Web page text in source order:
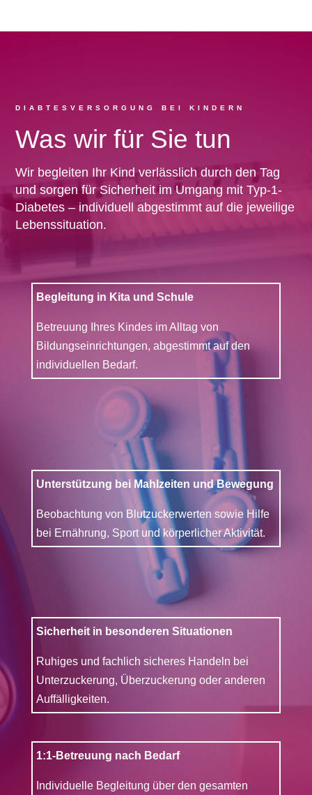
DIABTESVERSORGUNG BEI KINDERN
Was wir für Sie tun
Wir begleiten Ihr Kind verlässlich durch den Tag
und sorgen für Sicherheit im Umgang mit Typ-1-
Diabetes – individuell abgestimmt auf die jeweilige
Lebenssituation.
Begleitung in Kita und Schule
Betreuung Ihres Kindes im Alltag von
Bildungseinrichtungen, abgestimmt auf den
individuellen Bedarf.
Unterstützung bei Mahlzeiten und Bewegung
Beobachtung von Blutzuckerwerten sowie Hilfe
bei Ernährung, Sport und körperlicher Aktivität.
Sicherheit in besonderen Situationen
Ruhiges und fachlich sicheres Handeln bei
Unterzuckerung, Überzuckerung oder anderen
Auffälligkeiten.
1:1-Betreuung nach Bedarf
Individuelle Begleitung über den gesamten